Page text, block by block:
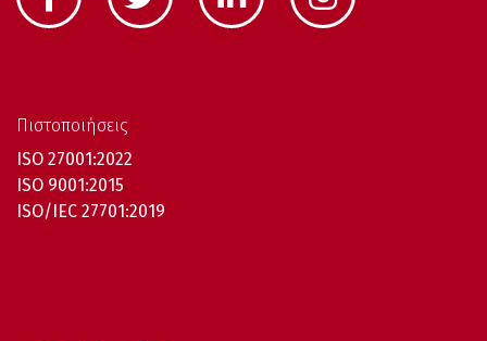
Πιστοποιήσεις
ISO 27001:2022
ISO 9001:2015
ISO/IEC 27701:2019